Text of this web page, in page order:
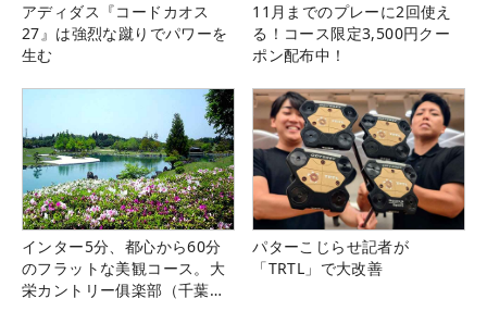
アディダス『コードカオス
27』は強烈な蹴りでパワーを
生む
11月までのプレーに2回使え
る！コース限定3,500円クー
ポン配布中！
インター5分、都心から60分
のフラットな美観コース。大
栄カントリー俱楽部（千葉
パターこじらせ記者が
「TRTL」で大改善